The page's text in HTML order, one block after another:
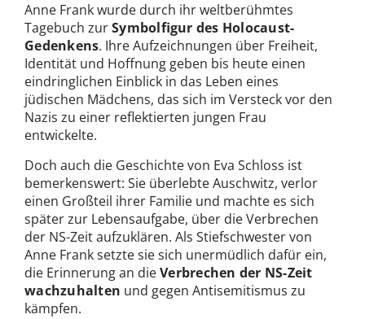
Anne Frank wurde durch ihr weltberühmtes
Tagebuch zurSymbolfigur des Holocaust-
Gedenkens. Ihre Aufzeichnungen über Freiheit,
Identität und Hoffnung geben bis heute einen
eindringlichen Einblick in das Leben eines
jüdischen Mädchens, das sich im Versteck vor den
Nazis zu einer reflektierten jungen Frau
entwickelte.
Doch auch die Geschichte von Eva Schloss ist
bemerkenswert: Sie überlebte Auschwitz, verlor
einen Großteil ihrer Familie und machte es sich
später zur Lebensaufgabe, über die Verbrechen
der NS-Zeit aufzuklären. Als Stiefschwester von
Anne Frank setzte sie sich unermüdlich dafür ein,
die Erinnerung an dieVerbrechen der NS-Zeit
wachzuhalten und gegen Antisemitismus zu
kämpfen.